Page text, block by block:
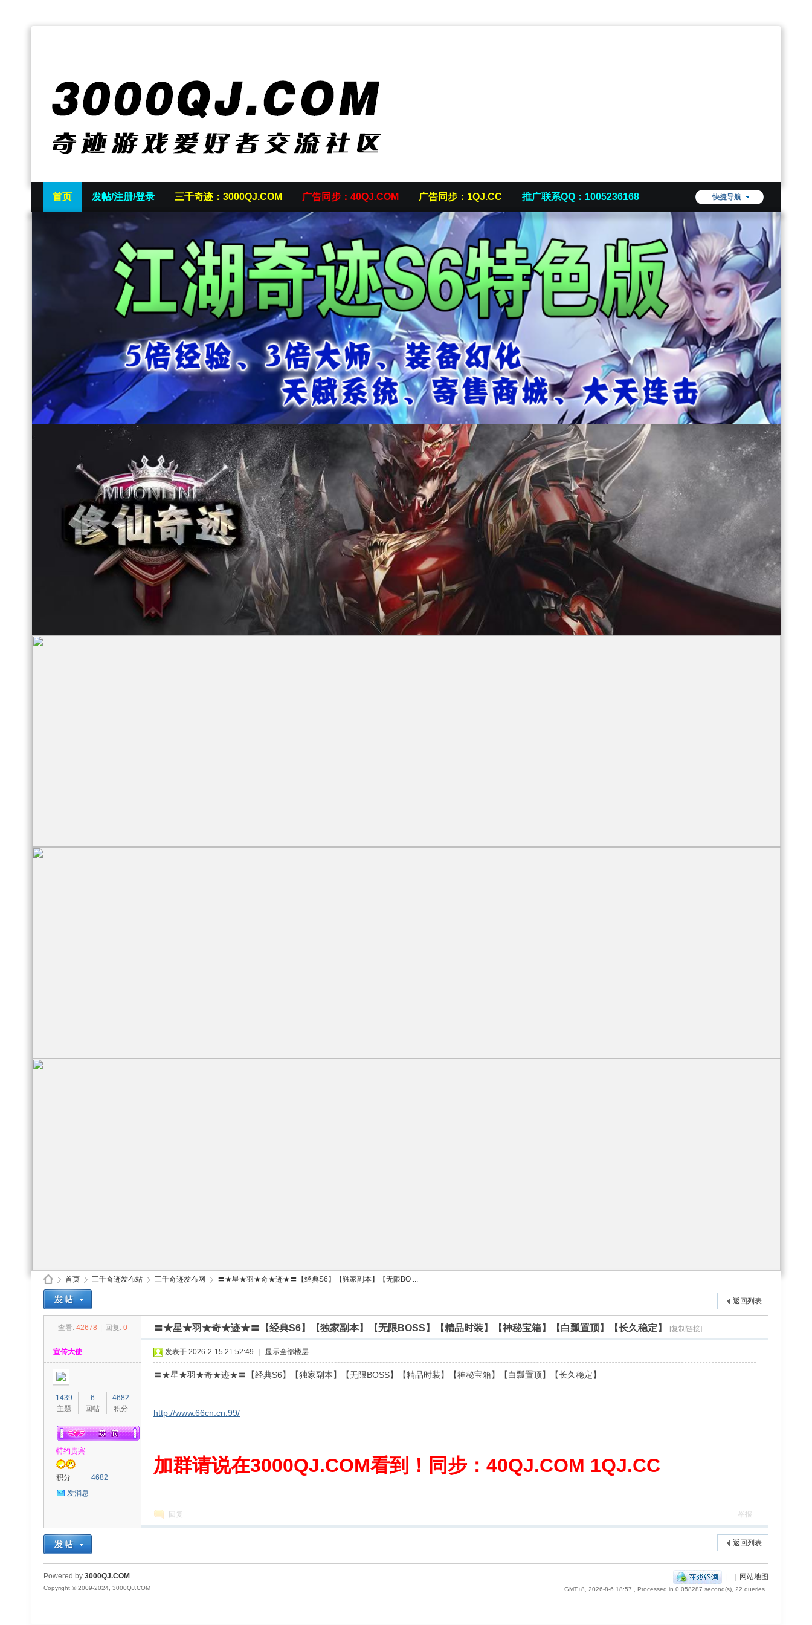
快捷导航
首页 发帖/注册/登录 三千奇迹：3000QJ.COM 广告同步：40QJ.COM 广告同步：1QJ.CC 推广联系QQ：1005236168
QJ
首页
›
三千奇迹发布站 三千奇迹发布网
›
〓★星★羽★奇★迹★〓【经典S6】【独家副本】【无限BO ...
返回列表
查看: 42678 回复: 0 〓★星★羽★奇★迹★〓【经典S6】【独家副本】【无限BOSS】【精品时装】【神秘宝箱】【白瓢置顶】【长久稳定】 [复制链接]
宣传大使
1439
主题
6
回帖
4682
积分
特约贵宾
积分
4682
发消息
发表于 2026-2-15 21:52:49 显示全部楼层
〓★星★羽★奇★迹★〓【经典S6】【独家副本】【无限BOSS】【精品时装】【神秘宝箱】【白瓢置顶】【长久稳定】
http://www.66cn.cn:99/
加群请说在3000QJ.COM看到！同步：40QJ.COM 1QJ.CC
回复 举报
返回列表
| | 网站地图
GMT+8, 2026-8-6 18:57 , Processed in 0.058287 second(s), 22 queries .
Powered by 3000QJ.COM
Copyright © 2009-2024, 3000QJ.COM